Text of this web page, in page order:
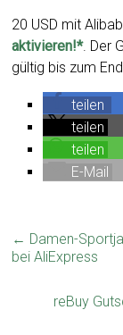
20 USD mit
aktivieren!*. Der
gültig bis zum
teilen
teilen
teilen
E-Mail
← Damen-
bei AliExpress
reBuy